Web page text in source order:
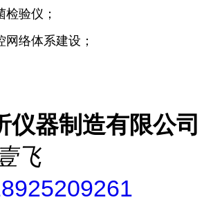
检验仪；
网络体系建设 ；
仪器制造有限公司
飞